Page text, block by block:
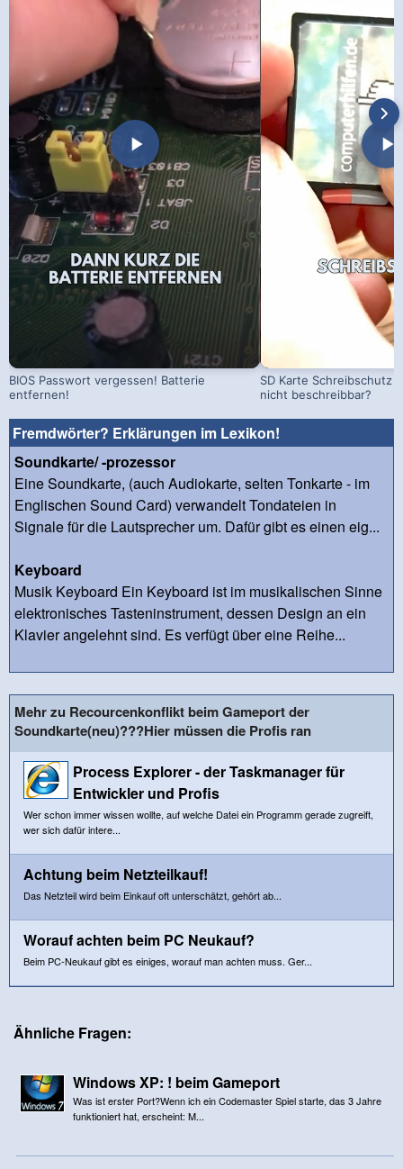
BIOS Passwort vergessen! Batterie
entfernen!
SD Karte Schreibschutz
nicht beschreibbar?
Fremdwörter? Erklärungen im Lexikon!
Soundkarte/ -prozessor
Eine Soundkarte, (auch Audiokarte, selten Tonkarte - im
Englischen Sound Card) verwandelt Tondateien in
Signale für die Lautsprecher um. Dafür gibt es einen eig...
Keyboard
Musik Keyboard Ein Keyboard ist im musikalischen Sinne
elektronisches Tasteninstrument, dessen Design an ein
Klavier angelehnt sind. Es verfügt über eine Reihe...
Mehr zu Recourcenkonflikt beim Gameport der
Soundkarte(neu)???Hier müssen die Profis ran
Process Explorer - der Taskmanager für
Entwickler und Profis
Wer schon immer wissen wollte, auf welche Datei ein Programm gerade zugreift,
wer sich dafür intere...
Achtung beim Netzteilkauf!
Das Netzteil wird beim Einkauf oft unterschätzt, gehört ab...
Worauf achten beim PC Neukauf?
Beim PC-Neukauf gibt es einiges, worauf man achten muss. Ger...
Ähnliche Fragen:
Windows XP: ! beim Gameport
Was ist erster Port?Wenn ich ein Codemaster Spiel starte, das 3 Jahre
funktioniert hat, erscheint: M...